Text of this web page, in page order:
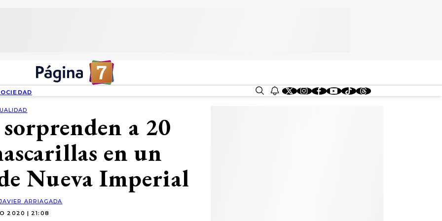
a 20
en un
Nueva Imperial
ARRIAGADA
2020 | 21:08